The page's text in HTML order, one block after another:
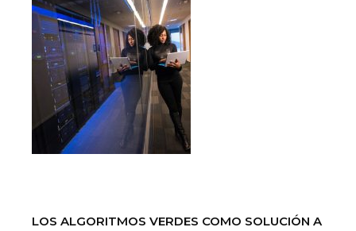
LOS ALGORITMOS VERDES COMO SOLUCIÓN A